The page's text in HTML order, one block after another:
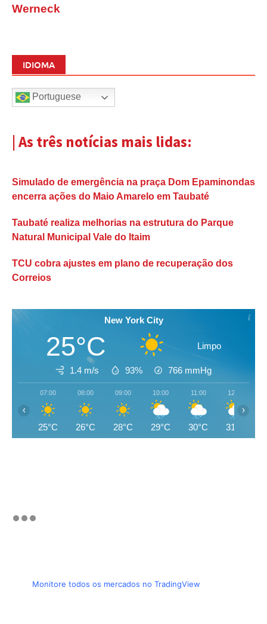
Werneck
IDIOMA
Portuguese
| As três notícias mais lidas:
Simulado de emergência na praça Dom Epaminondas
encerra ações do Maio Amarelo em Taubaté
Taubaté realiza melhorias na estrutura do Parque
Natural Municipal Vale do Itaim
TCU cobra ajustes em plano de recuperação dos
Correios
New York City
25°C Limpo
1.4 m/s 93% 766 mmHg
07:00
25°C
08:00
26°C
09:00
28°C
10:00
29°C
11:00
30°C
12:00
31°C
‹ ›
Monitore todos os mercados no TradingView